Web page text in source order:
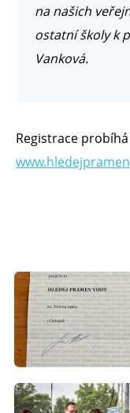
na našich
ostatní školy k
Vanková.
Registrace